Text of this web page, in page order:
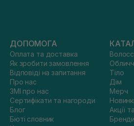
ДОПОМОГА
Оплата та доставка
Як зробити замовлення
Відповіді на запитання
Про нас
ЗМІ про нас
Сертифікати та нагороди
Блог
Бюті словник
Тіло
Дім
Мерч
Акції
Бренди